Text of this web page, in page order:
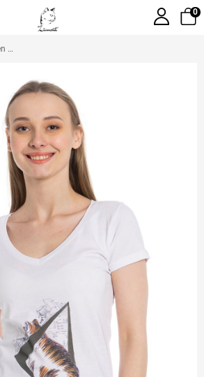
0
V Yaka Üçgen Baskı Beyaz Kadın Tshirt